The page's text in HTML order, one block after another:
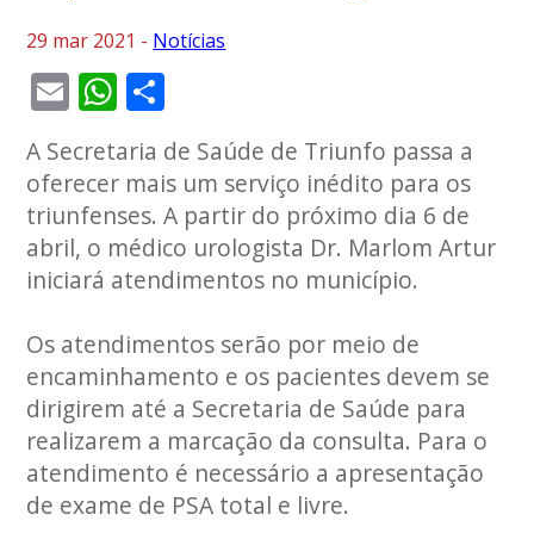
29 mar 2021 - Notícias
EmailWhatsApp
A Secretaria de Saúde de Triunfo passa a
oferecer mais um serviço inédito para os
triunfenses. A partir do próximo dia 6 de
abril, o médico urologista Dr. Marlom Artur
iniciará atendimentos no município.
Os atendimentos serão por meio de
encaminhamento e os pacientes devem se
dirigirem até a Secretaria de Saúde para
realizarem a marcação da consulta. Para o
atendimento é necessário a apresentação
de exame de PSA total e livre.